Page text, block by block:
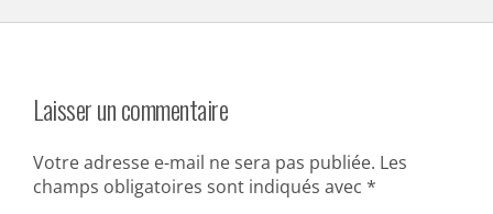
choisies
produit
Laisser un commentaire
Votre adresse e-mail ne sera pas publiée. Les
champs obligatoires sont indiqués avec *